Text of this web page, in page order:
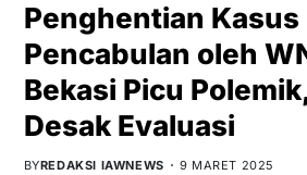
Penghentian Kasus
Pencabulan oleh
Bekasi Picu
Desak Evaluasi
BYREDAKSI IAWNEWS 9 MARET 2025